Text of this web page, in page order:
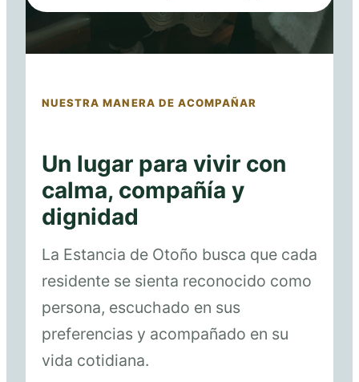
NUESTRA MANERA DE ACOMPAÑAR
Un lugar para vivir con
calma, compañía y
dignidad
La Estancia de Otoño busca que cada
residente se sienta reconocido como
persona, escuchado en sus
preferencias y acompañado en su
vida cotidiana.